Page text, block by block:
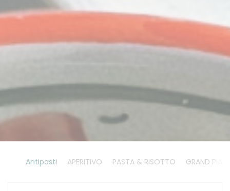
Antipasti APERITIVO PASTA & RISOTTO GRAND